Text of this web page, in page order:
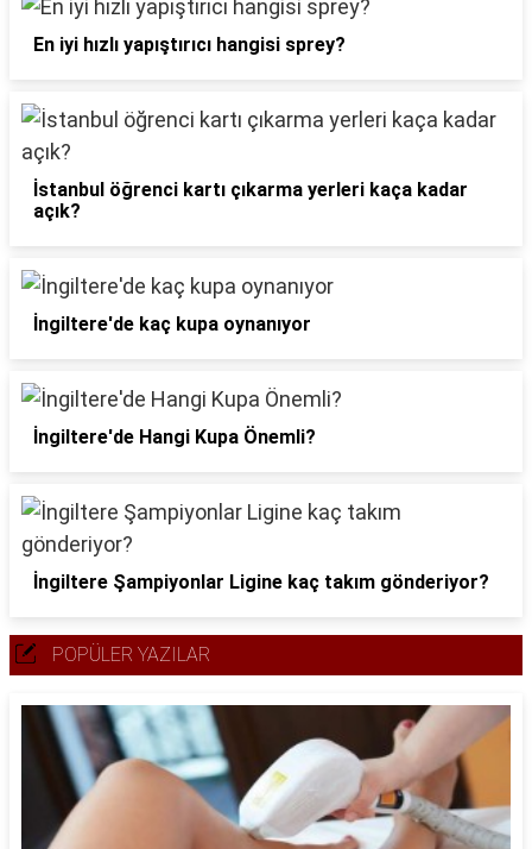
En iyi hızlı yapıştırıcı hangisi sprey?
İstanbul öğrenci kartı çıkarma yerleri kaça kadar
açık?
İngiltere'de kaç kupa oynanıyor
İngiltere'de Hangi Kupa Önemli?
İngiltere Şampiyonlar Ligine kaç takım gönderiyor?
POPÜLER YAZILAR